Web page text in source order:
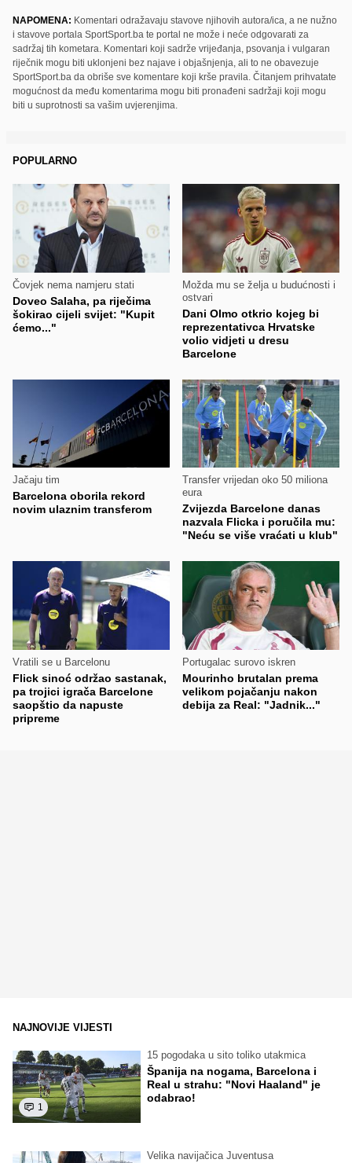
NAPOMENA: Komentari odražavaju stavove njihovih autora/ica, a ne nužno
i stavove portala SportSport.ba te portal ne može i neće odgovarati za
sadržaj tih kometara. Komentari koji sadrže vrijeđanja, psovanja i vulgaran
riječnik mogu biti uklonjeni bez najave i objašnjenja, ali to ne obavezuje
SportSport.ba da obriše sve komentare koji krše pravila. Čitanjem prihvatate
mogućnost da među komentarima mogu biti pronađeni sadržaji koji mogu
biti u suprotnosti sa vašim uvjerenjima.
POPULARNO
Čovjek nema namjeru stati
Doveo Salaha, pa riječima
šokirao cijeli svijet: "Kupit
ćemo..."
Možda mu se želja u budućnosti i
ostvari
Dani Olmo otkrio kojeg bi
reprezentativca Hrvatske
volio vidjeti u dresu
Barcelone
Jačaju tim
Barcelona oborila rekord
novim ulaznim transferom
Transfer vrijedan oko 50 miliona
eura
Zvijezda Barcelone danas
nazvala Flicka i poručila mu:
"Neću se više vraćati u klub"
Vratili se u Barcelonu
Flick sinoć održao sastanak,
pa trojici igrača Barcelone
saopštio da napuste
pripreme
Portugalac surovo iskren
Mourinho brutalan prema
velikom pojačanju nakon
debija za Real: "Jadnik..."
NAJNOVIJE VIJESTI
1
15 pogodaka u sito toliko utakmica
Španija na nogama, Barcelona i
Real u strahu: "Novi Haaland" je
odabrao!
Velika navijačica Juventusa